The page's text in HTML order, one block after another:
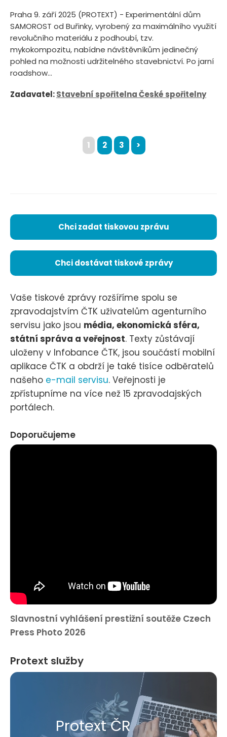
Praha 9. září 2025 (PROTEXT) - Experimentální dům
SAMOROST od Buřinky, vyrobený za maximálního využití
revolučního materiálu z podhoubí, tzv.
mykokompozitu, nabídne návštěvníkům jedinečný
pohled na možnosti udržitelného stavebnictví. Po jarní
roadshow...
Zadavatel:Stavební spořitelna České spořitelny
1 2 3 >
Chci zadat tiskovou zprávu
Chci dostávat tiskové zprávy
Vaše tiskové zprávy rozšíříme spolu se
zpravodajstvím ČTK uživatelům agenturního
servisu jako jsou média, ekonomická sféra,
státní správa a veřejnost. Texty zůstávají
uloženy v Infobance ČTK, jsou součástí mobilní
aplikace ČTK a obdrží je také tisíce odběratelů
našeho e-mail servisu. Veřejnosti je
zpřístupníme na více než 15 zpravodajských
portálech.
Doporučujeme
Slavnostní vyhlášení prestižní soutěže Czech
Press Photo 2026
Protext služby
Protext ČR